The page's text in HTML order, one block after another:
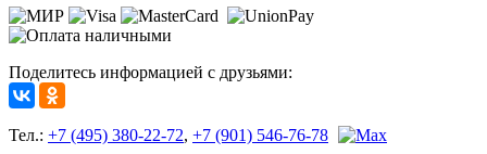
Поделитесь информацией с друзьями:
Тел.: +7 (495) 380-22-72, +7 (901) 546-76-78